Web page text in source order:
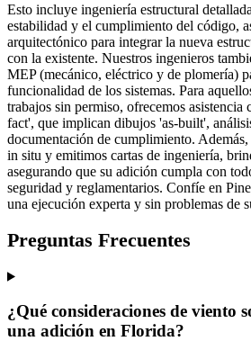
Esto incluye ingeniería estructural
estabilidad y el cumplimiento del código,
arquitectónico para integrar la nueva
con la existente. Nuestros ingenieros
MEP (mecánico, eléctrico y de plomería)
funcionalidad de los sistemas. Para
trabajos sin permiso, ofrecemos asistencia
fact', que implican dibujos 'as-built',
documentación de cumplimiento.
in situ y emitimos cartas de ingeniería,
asegurando que su adición cumpla con
seguridad y reglamentarios. Confíe en
una ejecución experta y sin problemas de
Preguntas Frecuentes
¿Qué consideraciones de viento
una adición en Florida?